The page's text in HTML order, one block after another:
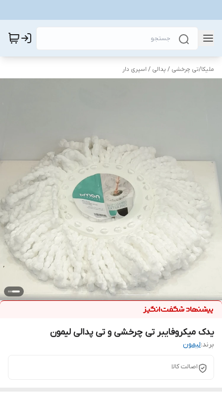
ملیکا/تی چرخشی / پدالی / اسپری دار
یدک میکروفایبر تی چرخشی و تی پدالی لیمون
برند:لیمون
اصالت کالا